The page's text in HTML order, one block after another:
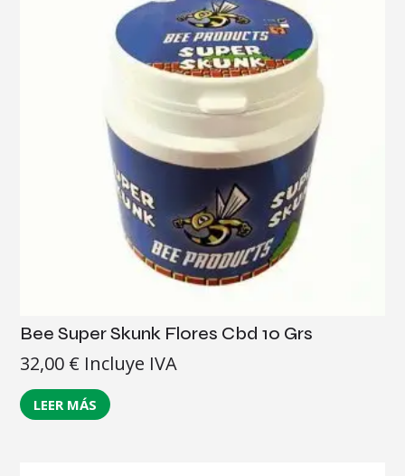
Bee Super Skunk Flores Cbd 10 Grs
32,00 € Incluye IVA
LEER MÁS